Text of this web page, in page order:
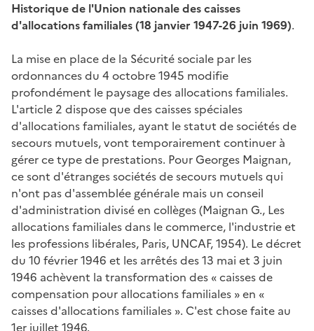
Historique de l'Union nationale des caisses
d'allocations familiales (18 janvier 1947-26 juin 1969).
La mise en place de la Sécurité sociale par les
ordonnances du 4 octobre 1945 modifie
profondément le paysage des allocations familiales.
L'article 2 dispose que des caisses spéciales
d'allocations familiales, ayant le statut de sociétés de
secours mutuels, vont temporairement continuer à
gérer ce type de prestations. Pour Georges Maignan,
ce sont d'étranges sociétés de secours mutuels qui
n'ont pas d'assemblée générale mais un conseil
d'administration divisé en collèges (Maignan G., Les
allocations familiales dans le commerce, l'industrie et
les professions libérales, Paris, UNCAF, 1954). Le décret
du 10 février 1946 et les arrêtés des 13 mai et 3 juin
1946 achèvent la transformation des « caisses de
compensation pour allocations familiales » en «
caisses d'allocations familiales ». C'est chose faite au
1er juillet 1946.